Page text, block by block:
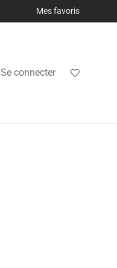
Mes favoris
Se connecter